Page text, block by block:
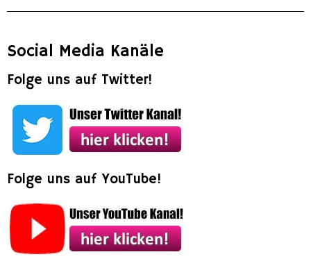
Social Media Kanäle
Folge uns auf Twitter!
Folge uns auf YouTube!